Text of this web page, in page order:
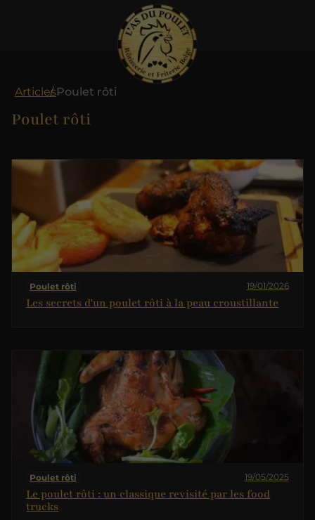
ArticlesPoulet rôti
Poulet rôti
Poulet rôti 19/01/2026
Les secrets d'un poulet rôti à la peau croustillante
Poulet rôti 19/05/2025
Le poulet rôti : un classique revisité par les food
trucks